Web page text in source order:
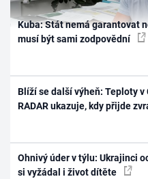
Kuba: Stát nemá garantovat
musí být sami zodpovědní
Blíží se další výheň: Teploty v
RADAR ukazuje, kdy přijde
Ohnivý úder v týlu: Ukrajinci
si vyžádal i život dítěte